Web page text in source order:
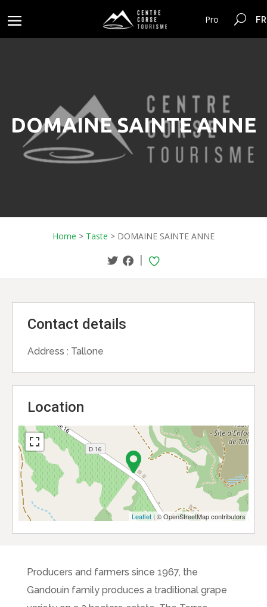
Pro
DOMAINE SAINTE ANNE
Home > Taste > DOMAINE SAINTE ANNE
|
Contact details
Address : Tallone
Location
Leaflet| © OpenStreetMap contributors
Producers and farmers since 1967, the
Gandouin family produces a traditional grape